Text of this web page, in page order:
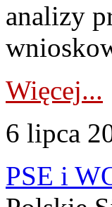
analizy
Więcej...
6 lipca
PSE i